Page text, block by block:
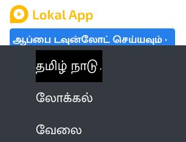
ஆப்பை டவுன்லோட் செய்யவும்
தமிழ் நாடு
லோக்கல்
வேலை